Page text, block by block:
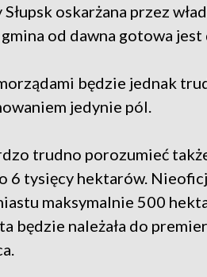
oskarżana przez
od dawna gotowa jest
będzie jednak
jedynie pól.
trudno porozumieć
6 tysięcy hektarów.
maksymalnie 500
będzie należała do